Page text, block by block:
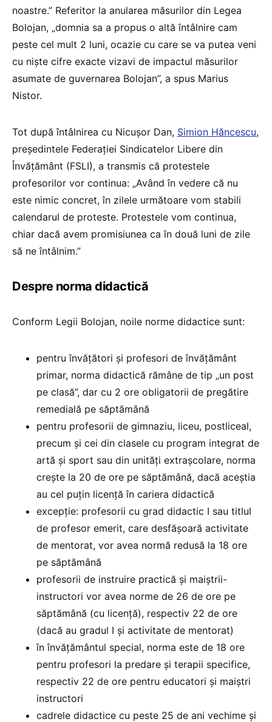
noastre.” Referitor la anularea măsurilor din Legea
Bolojan, „domnia sa a propus o altă întâlnire cam
peste cel mult 2 luni, ocazie cu care se va putea veni
cu niște cifre exacte vizavi de impactul măsurilor
asumate de guvernarea Bolojan”, a spus Marius
Nistor.
Tot după întâlnirea cu Nicușor Dan, Simion Hăncescu,
președintele Federației Sindicatelor Libere din
Învățământ (FSLI), a transmis că protestele
profesorilor vor continua: „Având în vedere că nu
este nimic concret, în zilele următoare vom stabili
calendarul de proteste. Protestele vom continua,
chiar dacă avem promisiunea ca în două luni de zile
să ne întâlnim.”
Despre norma didactică
Conform Legii Bolojan, noile norme didactice sunt:
pentru învățători și profesori de învățământ
primar, norma didactică rămâne de tip „un post
pe clasă”, dar cu 2 ore obligatorii de pregătire
remedială pe săptămână
pentru profesorii de gimnaziu, liceu, postliceal,
precum și cei din clasele cu program integrat de
artă și sport sau din unități extrașcolare, norma
crește la 20 de ore pe săptămână, dacă aceștia
au cel puțin licență în cariera didactică
excepție: profesorii cu grad didactic I sau titlul
de profesor emerit, care desfășoară activitate
de mentorat, vor avea normă redusă la 18 ore
pe săptămână
profesorii de instruire practică și maiștrii-
instructori vor avea norme de 26 de ore pe
săptămână (cu licență), respectiv 22 de ore
(dacă au gradul I și activitate de mentorat)
în învățământul special, norma este de 18 ore
pentru profesori la predare și terapii specifice,
respectiv 22 de ore pentru educatori și maiștri
instructori
cadrele didactice cu peste 25 de ani vechime și